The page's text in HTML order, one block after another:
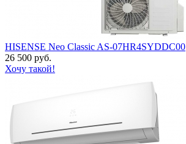
HISENSE Neo Classic AS-07HR4SYDDC00
26 500 руб.
Хочу такой!